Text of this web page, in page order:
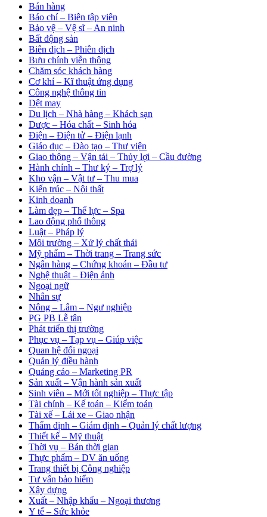
Bán hàng
Báo chí – Biên tập viên
Bảo vệ – Vệ sĩ – An ninh
Bất động sản
Biên dịch – Phiên dịch
Bưu chính viễn thông
Chăm sóc khách hàng
Cơ khí – Kĩ thuật ứng dụng
Công nghệ thông tin
Dệt may
Du lịch – Nhà hàng – Khách sạn
Dược – Hóa chất – Sinh hóa
Điện – Điện tử – Điện lạnh
Giáo dục – Đào tạo – Thư viện
Giao thông – Vận tải – Thủy lợi – Cầu đường
Hành chính – Thư ký – Trợ lý
Kho vận – Vật tư – Thu mua
Kiến trúc – Nội thất
Kinh doanh
Làm đẹp – Thể lực – Spa
Lao động phổ thông
Luật – Pháp lý
Môi trường – Xử lý chất thải
Mỹ phẩm – Thời trang – Trang sức
Ngân hàng – Chứng khoán – Đầu tư
Nghệ thuật – Điện ảnh
Ngoại ngữ
Nhân sự
Nông – Lâm – Ngư nghiệp
PG PB Lễ tân
Phát triển thị trường
Phục vụ – Tạp vụ – Giúp việc
Quan hệ đối ngoại
Quản lý điều hành
Quảng cáo – Marketing PR
Sản xuất – Vận hành sản xuất
Sinh viên – Mới tốt nghiệp – Thực tập
Tài chính – Kế toán – Kiểm toán
Tài xế – Lái xe – Giao nhận
Thẩm định – Giám định – Quản lý chất lượng
Thiết kế – Mỹ thuật
Thời vụ – Bán thời gian
Thực phẩm – DV ăn uống
Trang thiết bị Công nghiệp
Tư vấn bảo hiểm
Xây dựng
Xuất – Nhập khẩu – Ngoại thương
Y tế – Sức khỏe